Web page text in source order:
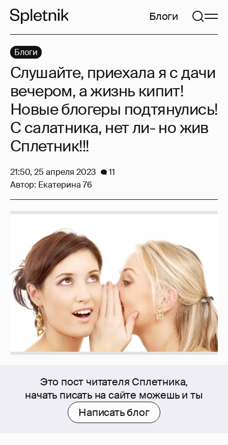
Блоги
Это пост читателя Сплетника,
начать писать на сайте можешь и ты
Написать блог
Блоги
Слушайте, приехала я с дачи
вечером, а жизнь кипит!
Новые блогеры подтянулись!
С салатника, нет ли- но жив
Сплетник!!!
21:50, 25 апреля 2023
11
Автор: Екатерина 76